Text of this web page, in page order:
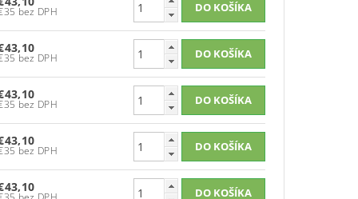
€35 bez DPH
€35 bez DPH
€35 bez DPH
€35 bez DPH